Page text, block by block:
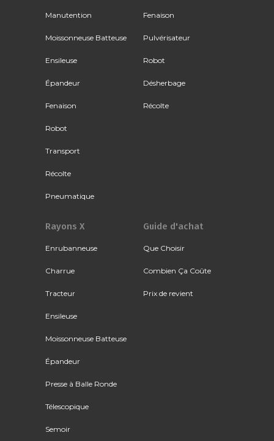
Manutention
Moissonneuse Batteuse
Ensileuse
Épandeur
Fenaison
Robot
Transport
Récolte
Pneumatique
Fenaison
Pulvérisateur
Robot
Désherbage
Récolte
Rayons X
Enrubanneuse
Charrue
Tracteur
Ensileuse
Moissonneuse Batteuse
Épandeur
Presse à Balle Ronde
Télescopique
Semoir
Guide d'achat
Que Choisir
Combien Ça Coûte
Prix de revient